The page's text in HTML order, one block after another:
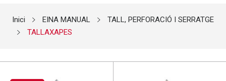
Inici EINA MANUAL
TALL, PERFORACIÓ I SERRATGE
TALLAXAPES